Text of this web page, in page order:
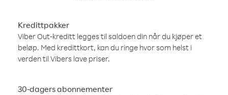
Kredittpakker
Viber Out-kreditt legges til saldoen din når du kjøper et
beløp. Med kredittkort, kan du ringe hvor som helst i
verden til Vibers lave priser.
30-dagers abonnementer